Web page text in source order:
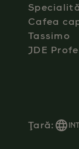
Cafea
Tassimo
JDE
Ţară: